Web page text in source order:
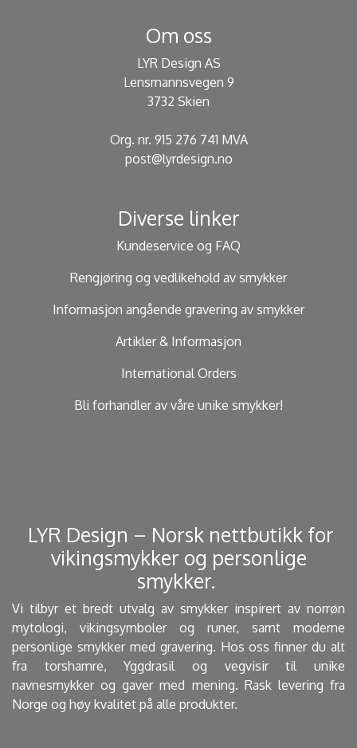
Om oss
LYR Design AS
Lensmannsvegen 9
3732 Skien
Org. nr. 915 276 741 MVA
post@lyrdesign.no
Diverse linker
Kundeservice og FAQ
Rengjøring og vedlikehold av smykker
Informasjon angående gravering av smykker
Artikler & Informasjon
International Orders
Bli forhandler av våre unike smykker!
​ LYR Design – Norsk nettbutikk for
vikingsmykker og personlige
smykker. ​
Vi tilbyr et bredt utvalg av smykker inspirert av norrøn
mytologi, vikingsymboler og runer, samt moderne
personlige smykker med gravering. Hos oss finner du alt
fra torshamre, Yggdrasil og vegvisir til unike
navnesmykker og gaver med mening. Rask levering fra
Norge og høy kvalitet på alle produkter.